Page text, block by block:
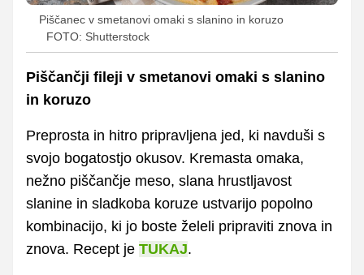
Piščanec v smetanovi omaki s slanino in koruzo
FOTO: Shutterstock
Piščančji fileji v smetanovi omaki s slanino
in koruzo
Preprosta in hitro pripravljena jed, ki navduši s
svojo bogatostjo okusov. Kremasta omaka,
nežno piščančje meso, slana hrustljavost
slanine in sladkoba koruze ustvarijo popolno
kombinacijo, ki jo boste želeli pripraviti znova in
znova. Recept je TUKAJ.